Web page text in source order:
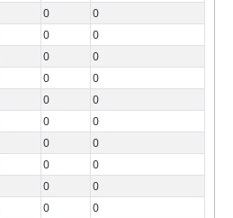
0
0
0
0
0
0
0
0
0
0
0
0
0
0
0
0
0
0
0
0